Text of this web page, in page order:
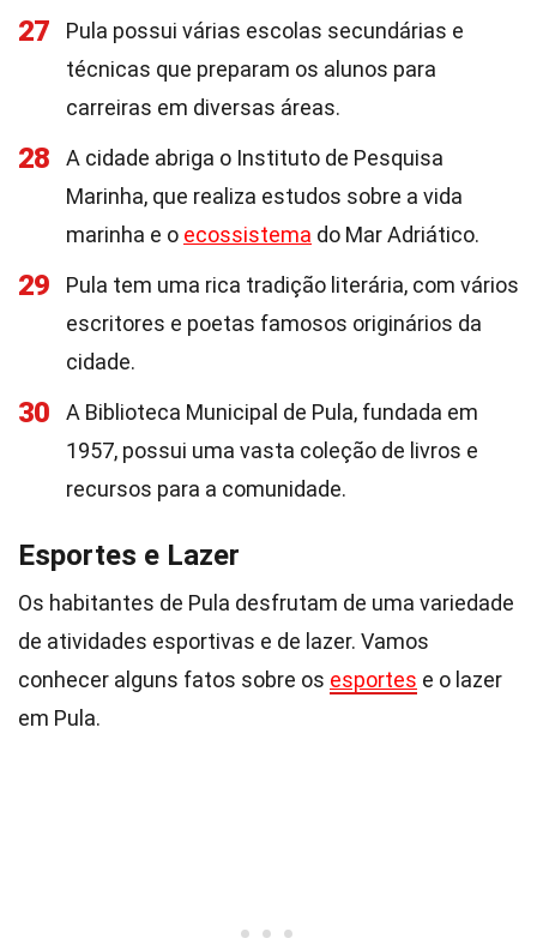
27
Pula possui várias escolas secundárias e
técnicas que preparam os alunos para
carreiras em diversas áreas.
28
A cidade abriga o Instituto de Pesquisa
Marinha, que realiza estudos sobre a vida
marinha e o ecossistema do Mar Adriático.
29
Pula tem uma rica tradição literária, com vários
escritores e poetas famosos originários da
cidade.
30
A Biblioteca Municipal de Pula, fundada em
1957, possui uma vasta coleção de livros e
recursos para a comunidade.
Esportes e Lazer
Os habitantes de Pula desfrutam de uma variedade
de atividades esportivas e de lazer. Vamos
conhecer alguns fatos sobre os esportes e o lazer
em Pula.